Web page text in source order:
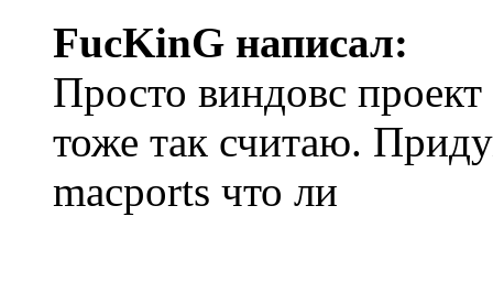
FucKinG написал:
Просто виндовс
тоже так считаю.
macports что ли